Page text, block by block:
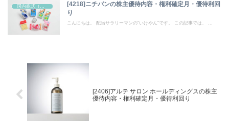
国内株式（株主優待）
[4218]ニチバンの株主優待内容・権利確定月・優待利回
り
こんにちは。 配当サラリーマンの“いけやん”です。 この記事では、 ...
[2406]アルテ サロン ホールディングスの株主
優待内容・権利確定月・優待利回り